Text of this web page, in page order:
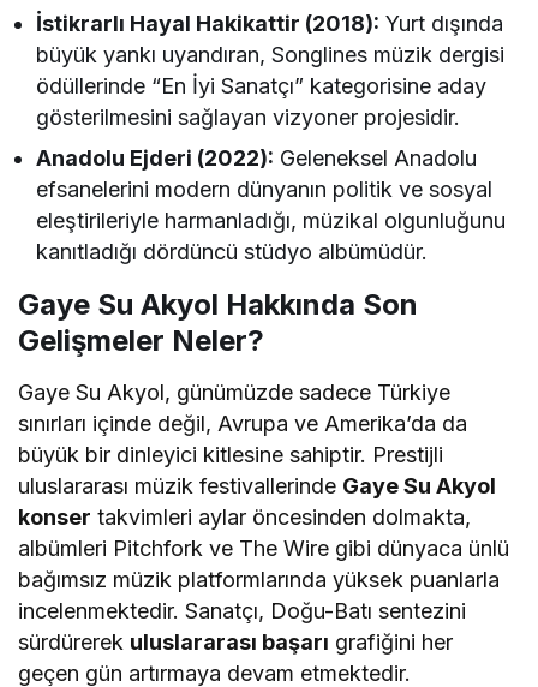
İstikrarlı Hayal Hakikattir (2018): Yurt dışında
büyük yankı uyandıran, Songlines müzik dergisi
ödüllerinde “En İyi Sanatçı” kategorisine aday
gösterilmesini sağlayan vizyoner projesidir.
Anadolu Ejderi (2022): Geleneksel Anadolu
efsanelerini modern dünyanın politik ve sosyal
eleştirileriyle harmanladığı, müzikal olgunluğunu
kanıtladığı dördüncü stüdyo albümüdür.
Gaye Su Akyol Hakkında Son
Gelişmeler Neler?
Gaye Su Akyol, günümüzde sadece Türkiye
sınırları içinde değil, Avrupa ve Amerika’da da
büyük bir dinleyici kitlesine sahiptir. Prestijli
uluslararası müzik festivallerinde Gaye Su Akyol
konser takvimleri aylar öncesinden dolmakta,
albümleri Pitchfork ve The Wire gibi dünyaca ünlü
bağımsız müzik platformlarında yüksek puanlarla
incelenmektedir. Sanatçı, Doğu-Batı sentezini
sürdürerek uluslararası başarı grafiğini her
geçen gün artırmaya devam etmektedir.